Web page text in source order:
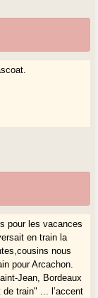
pour les vacances
en train la
nous
pour Arcachon.
Jean, Bordeaux
train" ... l’accent